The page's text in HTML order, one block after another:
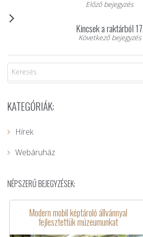
Előző bejegyzés
Kincsek a raktárból 17.
Következő bejegyzés
KATEGÓRIÁK:
Hírek
Webáruház
NÉPSZERŰ BEJEGYZÉSEK:
Modern mobil képtároló állvánnyal
fejlesztettük múzeumunkat